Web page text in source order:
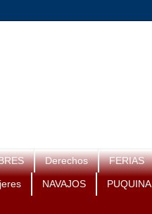
Derechos FERIAS
NAVAJOS PUQUINA